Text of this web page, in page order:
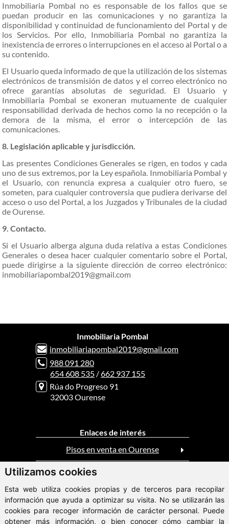
Utilizamos cookies
Esta web utiliza cookies propias y de terceros para recopilar
información que ayuda a optimizar su visita. No se utilizarán las
cookies para recoger información de carácter personal. Puede
obtener más información, o bien conocer cómo cambiar la
Inmobiliaria Pombal no es responsable de los fallos que se
puedan producir en las comunicaciones y no garantiza la
disponibilidad y continuidad de funcionamiento del Portal y de
los Servicios. Por ello, Inmobiliaria Pombal no garantiza la
inexistencia de errores o interrupciones en el acceso al Portal o a
su contenido.
El Usuario queda informado de que la utilización de los sistemas
electrónicos de transmisión de datos y el correo electrónico no
ofrece garantías absolutas de seguridad. El Usuario y
Inmobiliaria Pombal se exoneran mutuamente de cualquier
responsabilidad derivada de hechos como la no recepción o la
demora de la misma, el error o intercepción de las
comunicaciones.
8. Legislación aplicable y jurisdicción.
Las presentes Condiciones Generales se rigen, en todos y cada
uno de sus extremos, por la Ley española. Inmobiliaria Pombal y
el Usuario, con renuncia expresa a cualquier otro fuero, se
someten, para cualquier controversia que pudiera derivarse del
acceso o uso del Portal, a los Juzgados y Tribunales de la ciudad
de Ourense.
9. Contacto.
Si el Usuario alberga alguna duda relativa a estas Condiciones
Generales o desea hacer cualquier comentario sobre el Portal,
puede dirigirse a la siguiente dirección de correo electrónico:
inmobiliariapombal2019@gmail.com
Inmobiliaria Pombal
inmobiliariapombal2019@gmail.com
988 091 280
654 608 535 /662 937 155
Rúa do Progreso 91
32003 Ourense
Enlaces de interés
Pisos en venta en Ourense
Casas en venta en Ourense
Pisos en alquiler en Ourense